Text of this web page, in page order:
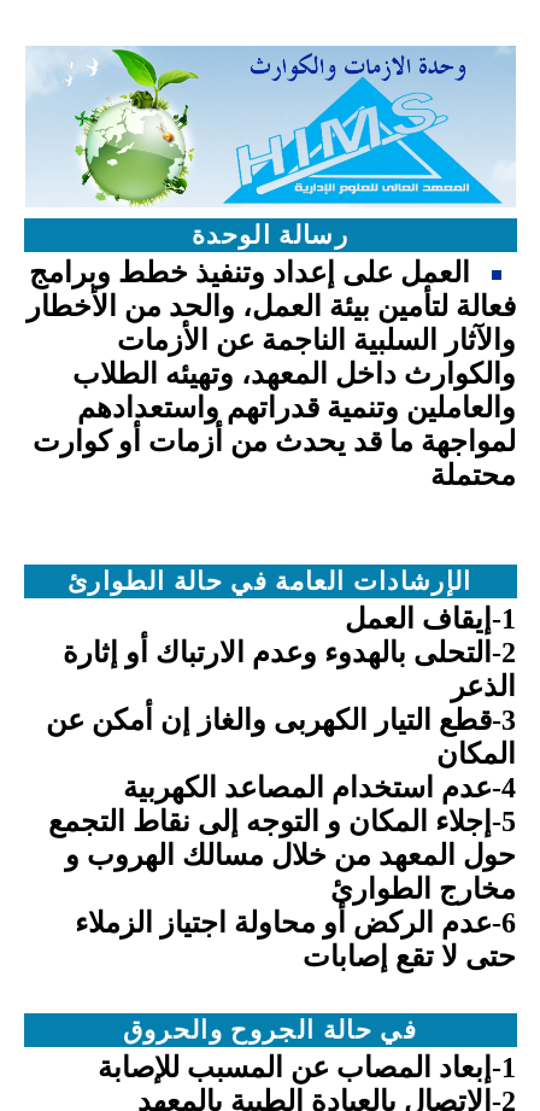
رسالة الوحدة
العمل على إعداد وتنفيذ خطط وبرامج
فعالة لتأمين بيئة العمل، والحد من الأخطار
والآثار السلبية الناجمة عن الأزمات
والكوارث داخل المعهد، وتهيئه الطلاب
والعاملين وتنمية قدراتهم واستعدادهم
لمواجهة ما قد يحدث من أزمات أو كوارت
محتملة
الإرشادات العامة في حالة الطوارئ
2-التحلى بالهدوء وعدم الارتباك أو إثارة
الذعر
3-قطع التيار الكهربى والغاز إن أمكن عن
المكان
4-عدم استخدام المصاعد الكهربية
5-إجلاء المكان و التوجه إلى نقاط التجمع
حول المعهد من خلال مسالك الهروب و
مخارج الطوارئ
6-عدم الركض أو محاولة اجتياز الزملاء
حتى لا تقع إصابات
في حالة الجروح والحروق